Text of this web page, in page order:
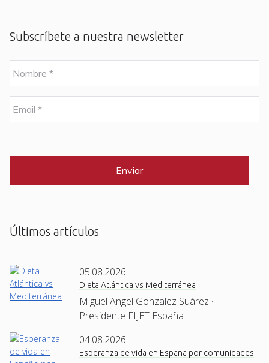
Subscríbete a nuestra newsletter
o
m
e
m
a
C
Últimos artículos
05.08.2026
Dieta Atlántica vs Mediterránea
Miguel Angel Gonzalez Suárez ·
Presidente FIJET España
04.08.2026
Esperanza de vida en España por comunidades